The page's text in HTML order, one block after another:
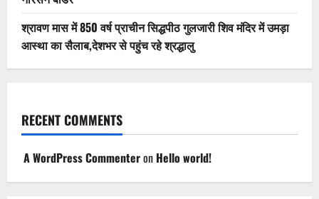
श्रावण मास में 850 वर्ष प्राचीन सिद्धपीठ गुलजारी शिव मंदिर में उमड़ा
आस्था का सैलाब,देशभर से पहुंच रहे श्रद्धालु
RECENT COMMENTS
A WordPress Commenteron Hello world!